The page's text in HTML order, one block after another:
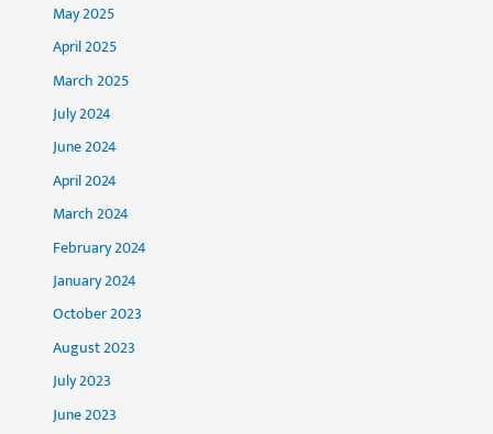
May 2025
April 2025
March 2025
July 2024
June 2024
April 2024
March 2024
February 2024
January 2024
October 2023
August 2023
July 2023
June 2023